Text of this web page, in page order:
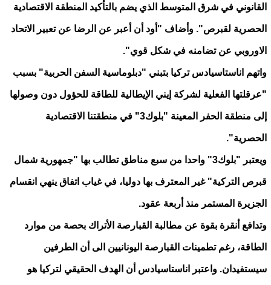
القانوني في شرق المتوسط الذي يضم بالتأكيد المنطقة الاقتصادية
الحصرية لقبرص". وأضاف "أود أن أعبر عن الرضا عن تعبير الاتحاد
الاوروبي عن تضامنه في شكل قوي".
واتهم اناستاسيادس تركيا بتبني "دبلوماسية السفن الحربية" بسبب
"عرقلتها الفعلية لشركة إيني الإيطالية للطاقة للحؤول دون وصولها
إلى منطقة الحفر المعينة "بلوك3" في منطقتنا الاقتصادية
الحصرية".
ويعتبر "بلوك3" واحدا من سبع مناطق تطالب بها "جمهورية شمال
قبرص التركية" غير المعترف بها دوليا، في غياب اتفاق ينهي انقسام
الجزيرة المستمر منذ أربعة عقود.
وتدافع أنقرة بقوة عن مطالبة القبارصة الأتراك بحصة من موارد
الطاقة، رغم تطمينات القبارصة اليونانيين الى أن الطرفين
سيستفيدان. واعتبر اناستاسيادس أن الهدف الحقيقي لتركيا هو